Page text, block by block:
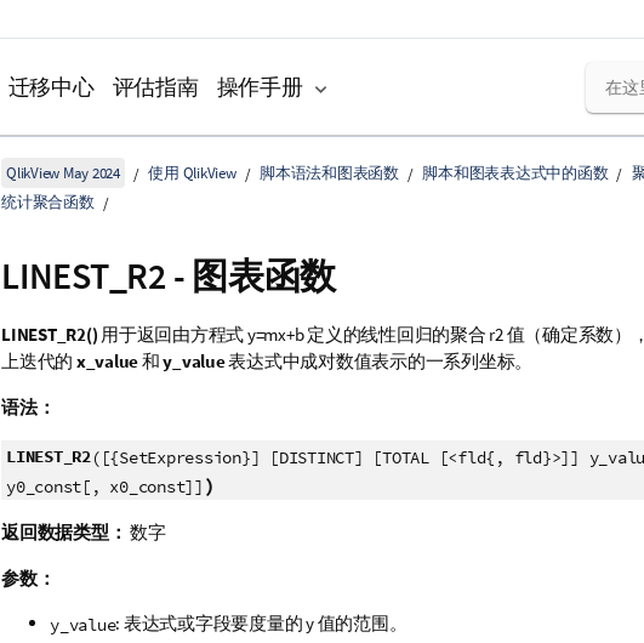
迁移中心 评估指南 操作手册
QlikView May 2024 使用 QlikView 脚本语法和图表函数 脚本和图表表达式中的函数
统计聚合函数
LINEST_R2 - 图表函数
LINEST_R2() 用于返回由方程式y=mx+b定义的线性回归的聚合 r2值（确定系数）
上迭代的 x_value和y_value表达式中成对数值表示的一系列坐标。
语法：
LINEST_R2([{SetExpression}] [DISTINCT] [TOTAL [<fld{, fld}>]]
y0_const[, x0_const]] )
返回数据类型： 数字
参数：
y_value: 表达式或字段要度量的y值的范围。